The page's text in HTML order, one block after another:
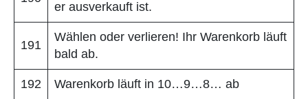
er ausverkauft ist.
191
Wählen oder verlieren! Ihr Warenkorb läuft
bald ab.
192 Warenkorb läuft in 10…9…8… ab